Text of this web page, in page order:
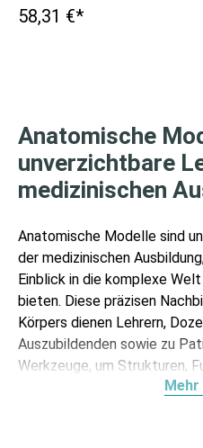
58,31 €*
Anatomische
unverzichtbare
medizinischen
Anatomische Modelle sind
der medizinischen
Einblick in die komplexe
bieten. Diese präzisen
Körpers dienen Lehrern,
Auszubildenden sowie zu
Werkzeuge, um Strukturen,
Zusammenhänge besser zu
Mehr